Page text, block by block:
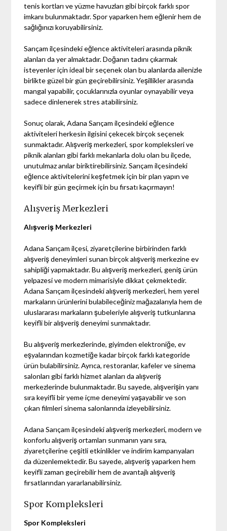
tenis kortları ve yüzme havuzları gibi birçok farklı spor
imkanı bulunmaktadır. Spor yaparken hem eğlenir hem de
sağlığınızı koruyabilirsiniz.
Sarıçam ilçesindeki eğlence aktiviteleri arasında piknik
alanları da yer almaktadır. Doğanın tadını çıkarmak
isteyenler için ideal bir seçenek olan bu alanlarda ailenizle
birlikte güzel bir gün geçirebilirsiniz. Yeşillikler arasında
mangal yapabilir, çocuklarınızla oyunlar oynayabilir veya
sadece dinlenerek stres atabilirsiniz.
Sonuç olarak, Adana Sarıçam ilçesindeki eğlence
aktiviteleri herkesin ilgisini çekecek birçok seçenek
sunmaktadır. Alışveriş merkezleri, spor kompleksleri ve
piknik alanları gibi farklı mekanlarla dolu olan bu ilçede,
unutulmaz anılar biriktirebilirsiniz. Sarıçam ilçesindeki
eğlence aktivitelerini keşfetmek için bir plan yapın ve
keyifli bir gün geçirmek için bu fırsatı kaçırmayın!
Alışveriş Merkezleri
Alışveriş Merkezleri
Adana Sarıçam ilçesi, ziyaretçilerine birbirinden farklı
alışveriş deneyimleri sunan birçok alışveriş merkezine ev
sahipliği yapmaktadır. Bu alışveriş merkezleri, geniş ürün
yelpazesi ve modern mimarisiyle dikkat çekmektedir.
Adana Sarıçam ilçesindeki alışveriş merkezleri, hem yerel
markaların ürünlerini bulabileceğiniz mağazalarıyla hem de
uluslararası markaların şubeleriyle alışveriş tutkunlarına
keyifli bir alışveriş deneyimi sunmaktadır.
Bu alışveriş merkezlerinde, giyimden elektroniğe, ev
eşyalarından kozmetiğe kadar birçok farklı kategoride
ürün bulabilirsiniz. Ayrıca, restoranlar, kafeler ve sinema
salonları gibi farklı hizmet alanları da alışveriş
merkezlerinde bulunmaktadır. Bu sayede, alışverişin yanı
sıra keyifli bir yeme içme deneyimi yaşayabilir ve son
çıkan filmleri sinema salonlarında izleyebilirsiniz.
Adana Sarıçam ilçesindeki alışveriş merkezleri, modern ve
konforlu alışveriş ortamları sunmanın yanı sıra,
ziyaretçilerine çeşitli etkinlikler ve indirim kampanyaları
da düzenlemektedir. Bu sayede, alışveriş yaparken hem
keyifli zaman geçirebilir hem de avantajlı alışveriş
fırsatlarından yararlanabilirsiniz.
Spor Kompleksleri
Spor Kompleksleri